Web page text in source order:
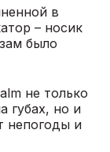
в
– носик
было
не только
губах, но и
непогоды и